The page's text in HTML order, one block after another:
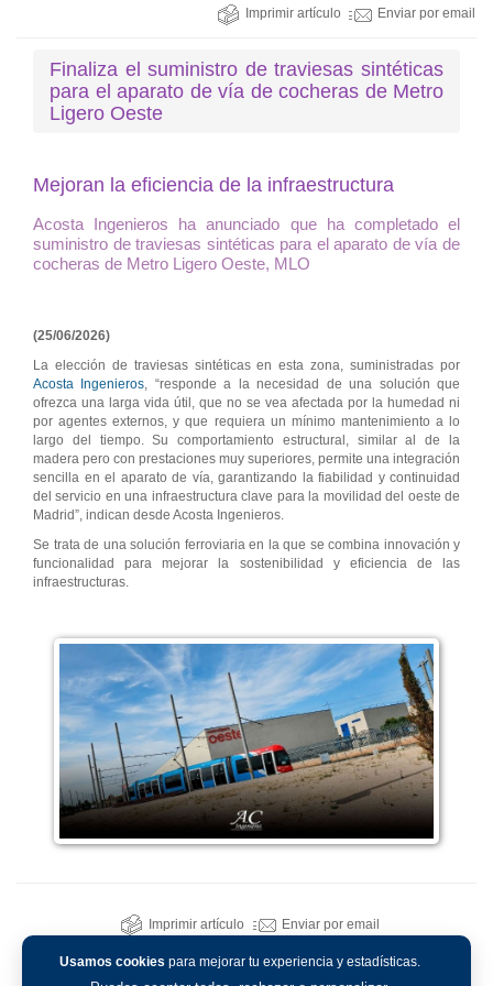
Usamos cookies para mejorar tu experiencia y estadísticas.
Imprimir artículo Enviar por email
Finaliza el suministro de traviesas sintéticas
para el aparato de vía de cocheras de Metro
Ligero Oeste
Mejoran la eficiencia de la infraestructura
Acosta Ingenieros ha anunciado que ha completado el
suministro de traviesas sintéticas para el aparato de vía de
cocheras de Metro Ligero Oeste, MLO
(25/06/2026)
La elección de traviesas sintéticas en esta zona, suministradas por
Acosta Ingenieros, “responde a la necesidad de una solución que
ofrezca una larga vida útil, que no se vea afectada por la humedad ni
por agentes externos, y que requiera un mínimo mantenimiento a lo
largo del tiempo. Su comportamiento estructural, similar al de la
madera pero con prestaciones muy superiores, permite una integración
sencilla en el aparato de vía, garantizando la fiabilidad y continuidad
del servicio en una infraestructura clave para la movilidad del oeste de
Madrid”, indican desde Acosta Ingenieros.
Se trata de una solución ferroviaria en la que se combina innovación y
funcionalidad para mejorar la sostenibilidad y eficiencia de las
infraestructuras.
Imprimir artículo Enviar por email